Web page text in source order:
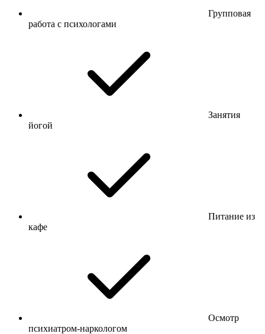
Групповая
работа с психологами
Занятия
йогой
Питание из
кафе
Осмотр
психиатром-наркологом